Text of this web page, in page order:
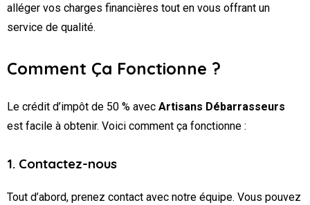
alléger vos charges financières tout en vous offrant un
service de qualité.
Comment Ça Fonctionne ?
Le crédit d’impôt de 50 % avec Artisans Débarrasseurs
est facile à obtenir. Voici comment ça fonctionne :
1. Contactez-nous
Tout d’abord, prenez contact avec notre équipe. Vous pouvez